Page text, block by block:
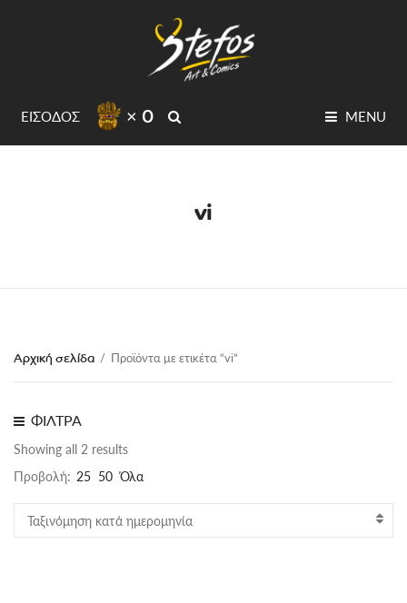
ΕΙΣΟΔΟΣ × 0 MENU
vi
Αρχική σελίδα / Προϊόντα με ετικέτα “vi”
ΦΙΛΤΡΑ
Showing all 2 resultsSorted
latest
Προβολή: 25 50 Όλα